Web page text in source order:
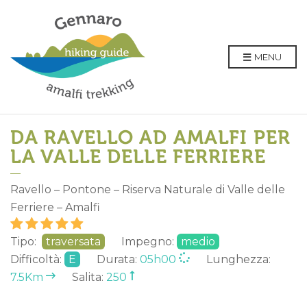
MENU
DA RAVELLO AD AMALFI PER
LA VALLE DELLE FERRIERE
Ravello – Pontone – Riserva Naturale di Valle delle
Ferriere – Amalfi
Tipo: traversata Impegno:
medio
Difficoltà:
E Durata: 05h00
Lunghezza:
7.5Km
Salita: 250